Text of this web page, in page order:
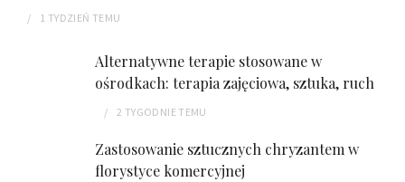
1 TYDZIEŃ TEMU
Alternatywne terapie stosowane w
ośrodkach: terapia zajęciowa, sztuka, ruch
2 TYGODNIETEMU
Zastosowanie sztucznych chryzantem w
florystyce komercyjnej